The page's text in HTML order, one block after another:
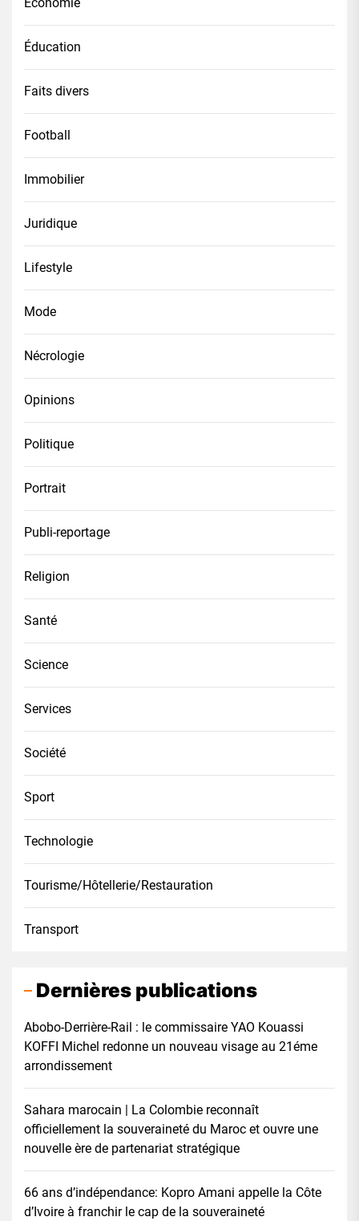
Éducation
Faits divers
Football
Immobilier
Juridique
Lifestyle
Mode
Nécrologie
Opinions
Politique
Portrait
Publi-reportage
Religion
Santé
Science
Services
Société
Sport
Technologie
Tourisme/Hôtellerie/Restauration
Transport
Dernières publications
Abobo-Derrière-Rail : le commissaire YAO Kouassi
KOFFI Michel redonne un nouveau visage au 21éme
arrondissement
Sahara marocain | La Colombie reconnaît
officiellement la souveraineté du Maroc et ouvre une
nouvelle ère de partenariat stratégique
66 ans d’indépendance: Kopro Amani appelle la Côte
d’Ivoire à franchir le cap de la souveraineté